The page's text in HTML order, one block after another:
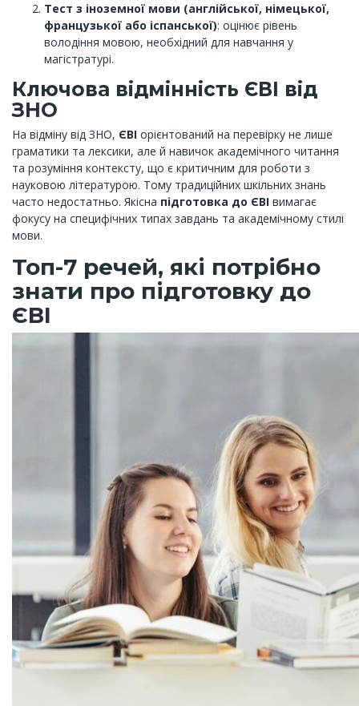
Тест з іноземної мови (англійської, німецької,
французької або іспанської): оцінює рівень
володіння мовою, необхідний для навчання у
магістратурі.
Ключова відмінність ЄВІ від
ЗНО
На відміну від ЗНО, ЄВІ орієнтований на перевірку не лише
граматики та лексики, але й навичок академічного читання
та розуміння контексту, що є критичним для роботи з
науковою літературою. Тому традиційних шкільних знань
часто недостатньо. Якісна підготовка до ЄВІ вимагає
фокусу на специфічних типах завдань та академічному стилі
мови.
Топ-7 речей, які потрібно
знати про підготовку до
ЄВІ